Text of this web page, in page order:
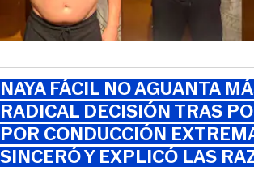
NAYA FÁCIL NO AGUANTA
RADICAL DECISIÓN TRAS
POR CONDUCCIÓN
SINCERÓ Y EXPLICÓ LAS